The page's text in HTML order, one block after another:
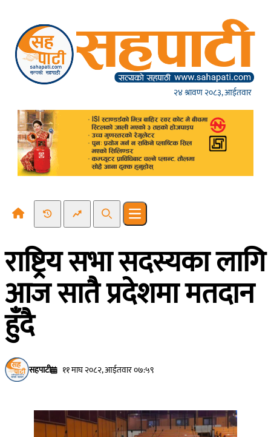
२४ श्रावण २०८३, आईतवार
Recent NewsTrending News
SearchOpen main menu
राष्ट्रिय सभा सदस्यका लागि
आज सातै प्रदेशमा मतदान
हुँदै
सहपाटी ११ माघ २०८२, आईतवार ०७:५९